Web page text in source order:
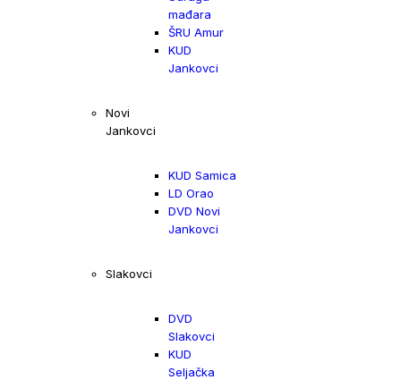
mađara
ŠRU Amur
KUD
Jankovci
Novi
Jankovci
KUD Samica
LD Orao
DVD Novi
Jankovci
Slakovci
DVD
Slakovci
KUD
Seljačka